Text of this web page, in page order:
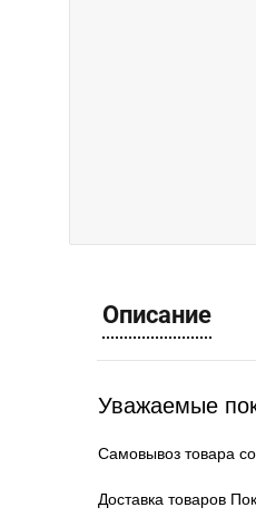
Описание
Уважаемые
Самовывоз товара
Доставка товаров